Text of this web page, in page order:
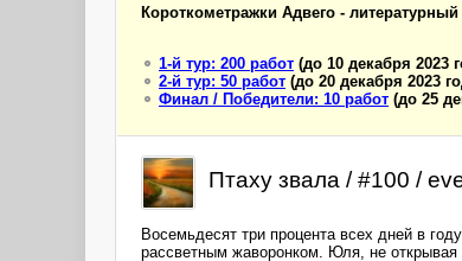
Короткометражки Адвего - литературный
1-й тур: 200 работ (до 10 декабря 2023
2-й тур: 50 работ (до 20 декабря 2023
Финал / Победители: 10 работ (до 25
Птаху звала / #100 /
Восемьдесят три процента всех дней в
рассветным жаворонком. Юля, не открывая